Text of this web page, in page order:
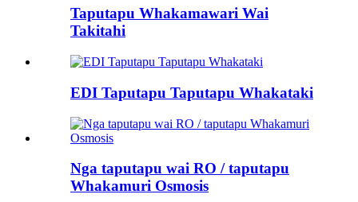
Taputapu Whakamawari Wai
Takitahi
EDI Taputapu Taputapu Whakataki
Nga taputapu wai RO / taputapu
Whakamuri Osmosis